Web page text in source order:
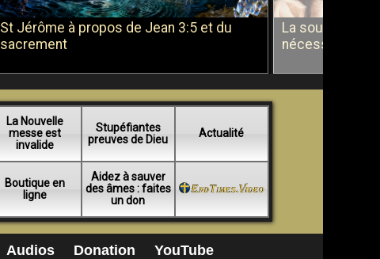
St Jérôme à propos de Jean 3:5 et du
sacrement
La soumission
nécessité du
La Nouvelle
messe est
invalide
Stupéfiantes
preuves de Dieu
Actualité
Boutique en
ligne
Aidez à sauver
des âmes : faites
un don
Audios Donation YouTube